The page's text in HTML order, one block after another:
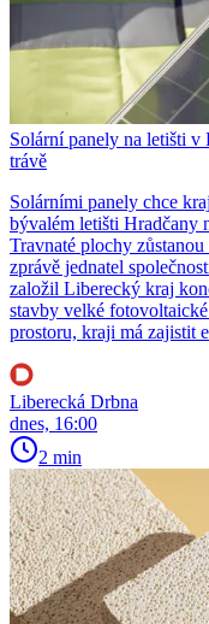
Solární panely na letišti
trávě
Solárními panely chce
bývalém letišti Hradčany
Travnaté plochy
zprávě jednatel
založil Liberecký kraj
stavby velké
prostoru, kraji má zajistit
Liberecká Drbna
dnes, 16:00
2 min